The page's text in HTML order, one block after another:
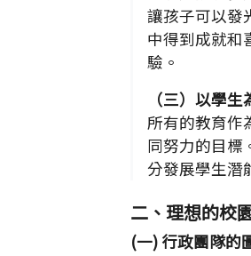
讓孩子可以發
中得到成就和
驗。
（三）以學
所有的教育作
同努力的目標
分發展學生潛
二、理想的校
(一) 行政團隊的